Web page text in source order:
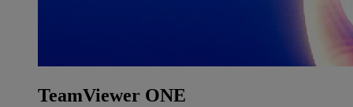
TeamViewer ONE